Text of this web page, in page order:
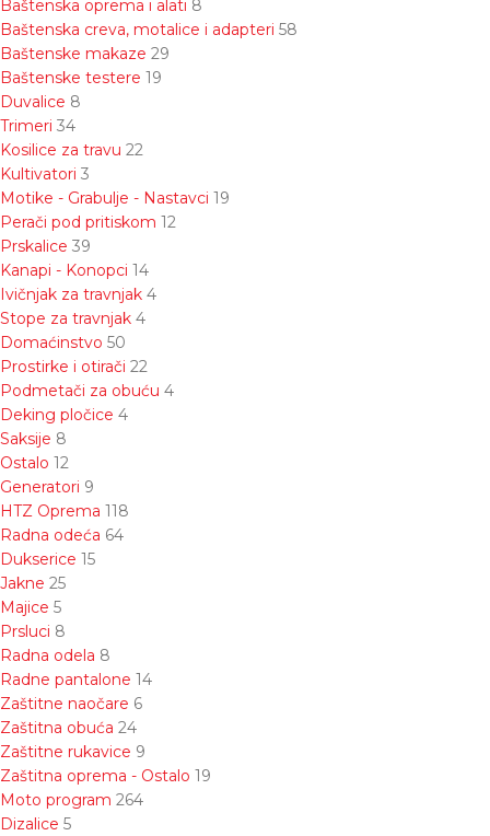
Baštenska oprema i alati 8
Baštenska creva, motalice i adapteri 58
Baštenske makaze 29
Baštenske testere 19
Duvalice 8
Trimeri 34
Kosilice za travu 22
Kultivatori 3
Motike - Grabulje - Nastavci 19
Perači pod pritiskom 12
Prskalice 39
Kanapi - Konopci 14
Ivičnjak za travnjak 4
Stope za travnjak 4
Domaćinstvo 50
Prostirke i otirači 22
Podmetači za obuću 4
Deking pločice 4
Saksije 8
Ostalo 12
Generatori 9
HTZ Oprema 118
Radna odeća 64
Dukserice 15
Jakne 25
Majice 5
Prsluci 8
Radna odela 8
Radne pantalone 14
Zaštitne naočare 6
Zaštitna obuća 24
Zaštitne rukavice 9
Zaštitna oprema - Ostalo 19
Moto program 264
Dizalice 5